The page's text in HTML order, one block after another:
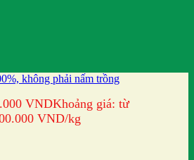
không phải nấm trồng
VNDKhoảng giá: từ
VND/kg